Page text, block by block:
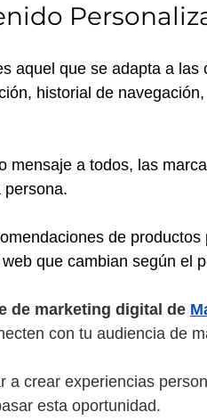
aquel que se adapta a las
historial de
mensaje a todos, las
persona.
de
que cambian según el
de marketing digital de
con tu audiencia de
a crear experiencias
esta oportunidad.